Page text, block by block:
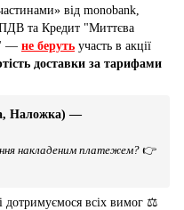
від monobank,
ПДВ та Кредит "Миттєва
— не беруть участь в акції
доставки за тарифами
Наложка) —
накладеним платежем? 👉
і дотримуємося всіх вимог ⚖️